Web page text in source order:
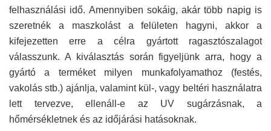
felhasználási idő. Amennyiben sokáig, akár több napig is
szeretnék a maszkolást a felületen hagyni, akkor a
kifejezetten erre a célra gyártott ragasztószalagot
válasszunk. A kiválasztás során figyeljünk arra, hogy a
gyártó a terméket milyen munkafolyamathoz (festés,
vakolás stb.) ajánlja, valamint kül-, vagy beltéri használatra
lett tervezve, ellenáll-e az UV sugárzásnak, a
hőmérsékletnek és az időjárási hatásoknak.